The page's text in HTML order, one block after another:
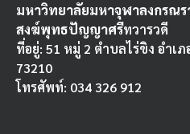
มหาวิทยาลัยมหาจุฬาลงกร
สงฆ์พุทธปัญญาศรีทวารวดี
ที่อยู่: 51 หมู่ 2 ตำบลไร่ขิง อำเ
73210
โทรศัพท์: 034 326 912